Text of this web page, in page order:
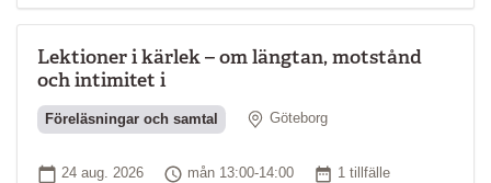
Lektioner i kärlek – om längtan, motstånd
och intimitet i
Föreläsningar och samtal Plats
Göteborg
Startdatum
24 aug. 2026 Tid
mån 13:00-14:00 Antal tillfällen
1 tillfälle